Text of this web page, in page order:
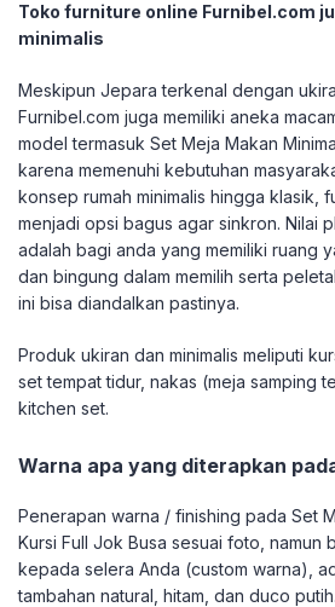
Toko furniture online Furnibel.com
minimalis
Meskipun Jepara terkenal dengan
Furnibel.com juga memiliki aneka
model termasuk Set Meja Makan
karena memenuhi kebutuhan
konsep rumah minimalis hingga klasik,
menjadi opsi bagus agar sinkron. Nilai
adalah bagi anda yang memiliki ruang
dan bingung dalam memilih serta
ini bisa diandalkan pastinya.
Produk ukiran dan minimalis meliputi
set tempat tidur, nakas (meja samping
kitchen set.
Warna apa yang diterapkan
Penerapan warna / finishing pada Set
Kursi Full Jok Busa sesuai foto, namun
kepada selera Anda (custom warna),
tambahan natural, hitam, dan duco